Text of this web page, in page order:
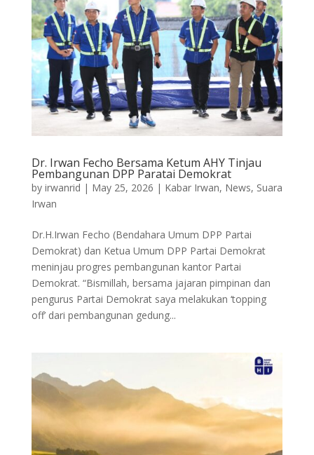
Dr. Irwan Fecho Bersama Ketum AHY Tinjau
Pembangunan DPP Paratai Demokrat
by irwanrid | May 25, 2026 | Kabar Irwan, News, Suara
Irwan
Dr.H.Irwan Fecho (Bendahara Umum DPP Partai
Demokrat) dan Ketua Umum DPP Partai Demokrat
meninjau progres pembangunan kantor Partai
Demokrat. “Bismillah, bersama jajaran pimpinan dan
pengurus Partai Demokrat saya melakukan ‘topping
off’ dari pembangunan gedung...